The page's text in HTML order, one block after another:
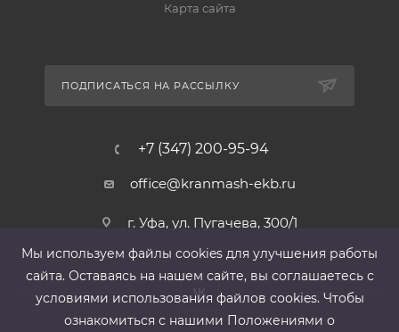
Карта сайта
ПОДПИСАТЬСЯ НА РАССЫЛКУ
+7 (347) 200-95-94
office@kranmash-ekb.ru
г. Уфа, ул. Пугачева, 300/1
Мы используем файлы cооkies для улучшения работы
сайта. Оставаясь на нашем сайте, вы соглашаетесь с
условиями использования файлов cооkies. Чтобы
ознакомиться с нашими Положениями о